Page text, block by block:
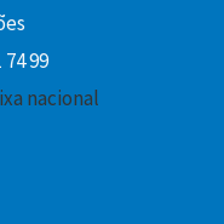
99
nacional